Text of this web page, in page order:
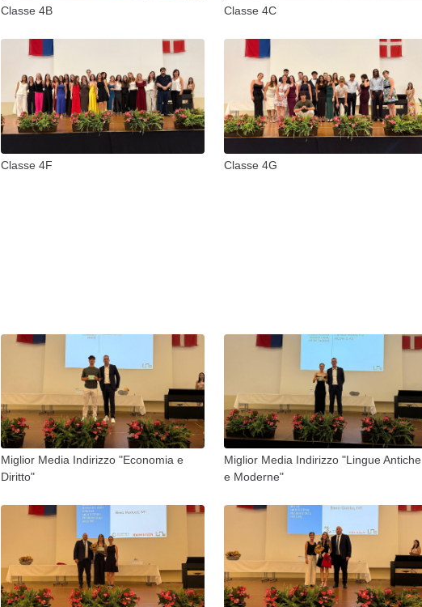
Classe 4B Classe 4C
Classe 4F Classe 4G
Miglior Media Indirizzo "Economia e
Diritto"
Miglior Media Indirizzo "Lingue Antiche
e Moderne"